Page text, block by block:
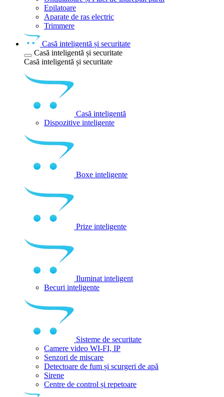
Epilatoare
Aparate de ras electric
Trimmere
Casă inteligentă și securitate
Casă inteligentă și securitate
Casă inteligentă și securitate
Casă inteligentă
Dispozitive inteligente
Boxe inteligente
Prize inteligente
Iluminat inteligent
Becuri inteligente
Sisteme de securitate
Camere video WI-FI, IP
Senzori de miscare
Detectoare de fum și scurgeri de apă
Sirene
Centre de control și repetoare